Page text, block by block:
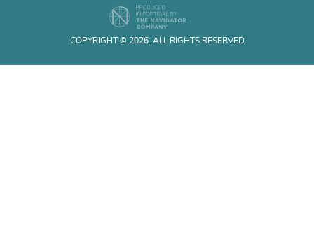
COPYRIGHT © 2026. ALL RIGHTS RESERVED